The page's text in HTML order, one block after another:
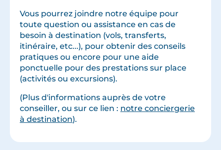
Vous pourrez joindre notre équipe pour
toute question ou assistance en cas de
besoin à destination (vols, transferts,
itinéraire, etc...), pour obtenir des conseils
pratiques ou encore pour une aide
ponctuelle pour des prestations sur place
(activités ou excursions).
(Plus d'informations auprès de votre
conseiller, ou sur ce lien : notre conciergerie
à destination).